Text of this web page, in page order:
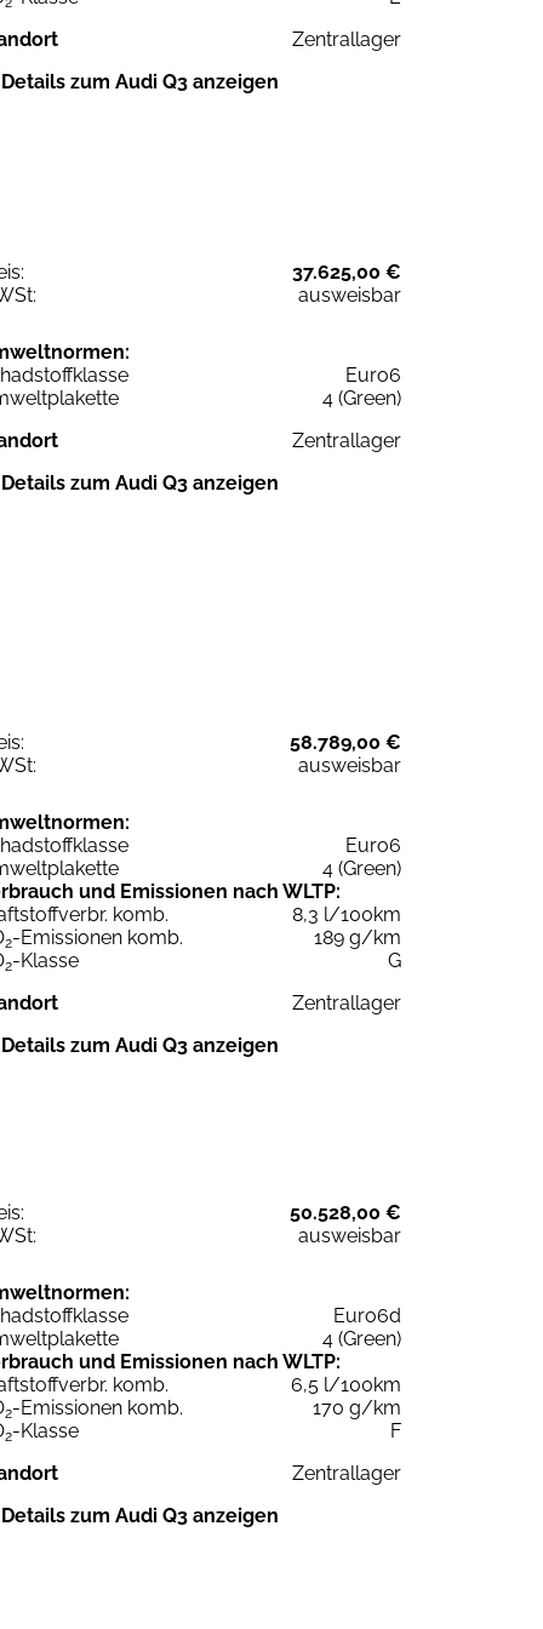
Zentrallager
zum Audi Q3 anzeigen
37.625,00 €
ausweisbar
Euro6
4 (Green)
Zentrallager
zum Audi Q3 anzeigen
58.789,00 €
ausweisbar
Euro6
4 (Green)
und Emissionen nach WLTP:
komb.
8,3 l/100km
2-Emissionen komb.
189 g/km
2-Klasse
G
Zentrallager
zum Audi Q3 anzeigen
50.528,00 €
ausweisbar
Euro6d
4 (Green)
und Emissionen nach WLTP:
komb.
6,5 l/100km
2-Emissionen komb.
170 g/km
2-Klasse
F
Zentrallager
zum Audi Q3 anzeigen